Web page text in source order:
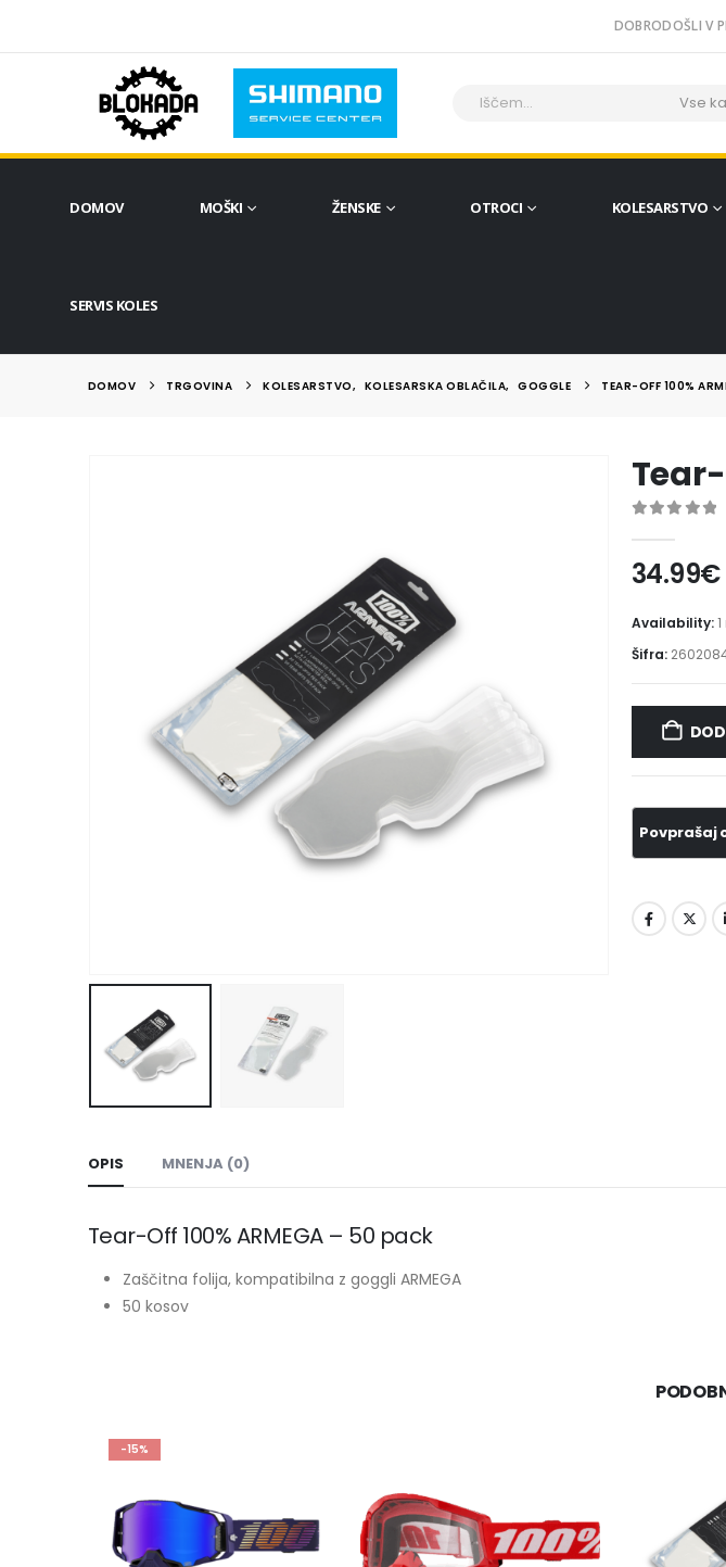
DOBRODOŠLI V
Vse
DOMOV MOŠKI ŽENSKE OTROCI KOLESARSTVO
SERVIS KOLES
DOMOV TRGOVINA KOLESARSTVO, KOLESARSKA OBLAČILA, GOGGLE TEAR-OFF 100%
34.99€
Availability:
Šifra:
OPIS MNENJA (0)
Tear-Off 100% ARMEGA – 50 pack
Zaščitna folija, kompatibilna z goggli ARMEGA
50 kosov
-15%